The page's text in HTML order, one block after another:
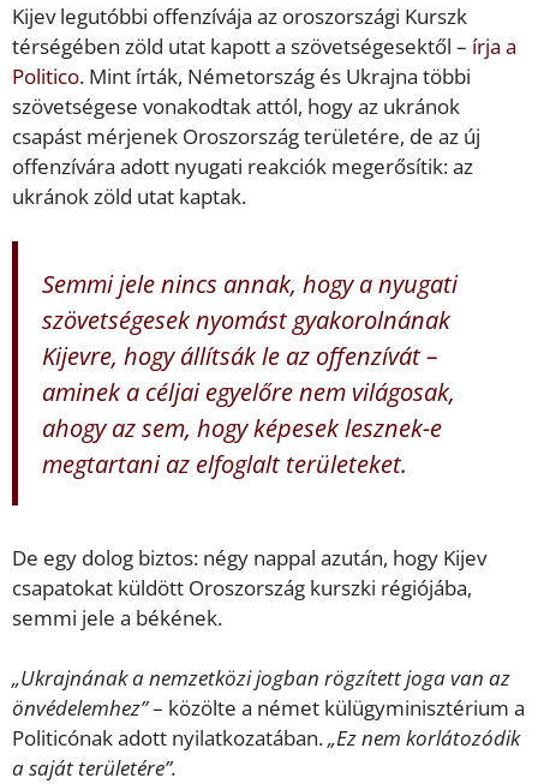
Kijev legutóbbi offenzívája az oroszországi Kurszk
térségében zöld utat kapott a szövetségesektől – írja a
Politico. Mint írták, Németország és Ukrajna többi
szövetségese vonakodtak attól, hogy az ukránok
csapást mérjenek Oroszország területére, de az új
offenzívára adott nyugati reakciók megerősítik: az
ukránok zöld utat kaptak.
Semmi jele nincs annak, hogy a nyugati
szövetségesek nyomást gyakorolnának
Kijevre, hogy állítsák le az offenzívát –
aminek a céljai egyelőre nem világosak,
ahogy az sem, hogy képesek lesznek-e
megtartani az elfoglalt területeket.
De egy dolog biztos: négy nappal azután, hogy Kijev
csapatokat küldött Oroszország kurszki régiójába,
semmi jele a békének.
„Ukrajnának a nemzetközi jogban rögzített joga van az
önvédelemhez”– közölte a német külügyminisztérium a
Politicónak adott nyilatkozatában.„Ez nem korlátozódik
a saját területére”.